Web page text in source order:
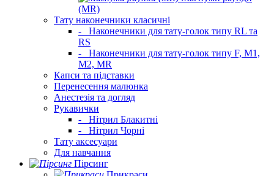
(MR)
Тату наконечники класичні
-
Наконечники для тату-голок типу RL та
RS
-
Наконечники для тату-голок типу F, M1,
M2, MR
Капси та підставки
Перенесення малюнка
Анестезія та догляд
Рукавички
-
Нітрил Блакитні
-
Нітрил Чорні
Тату аксесуари
Для навчання
Пірсинг